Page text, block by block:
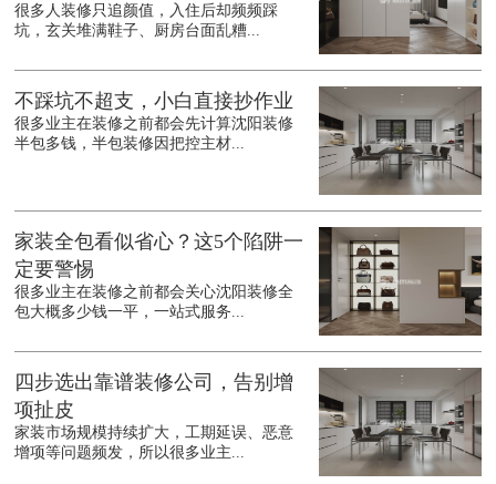
很多人装修只追颜值，入住后却频频踩
坑，玄关堆满鞋子、厨房台面乱糟...
不踩坑不超支，小白直接抄作业
很多业主在装修之前都会先计算沈阳装修
半包多钱，半包装修因把控主材...
家装全包看似省心？这5个陷阱一
定要警惕
很多业主在装修之前都会关心沈阳装修全
包大概多少钱一平，一站式服务...
四步选出靠谱装修公司，告别增
项扯皮
家装市场规模持续扩大，工期延误、恶意
增项等问题频发，所以很多业主...